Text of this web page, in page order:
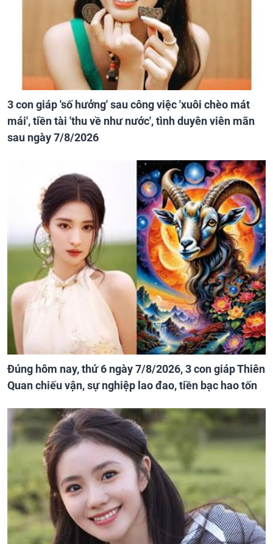
3 con giáp 'số hưởng' sau công việc 'xuôi chèo mát
mái', tiền tài 'thu về như nước', tình duyên viên mãn
sau ngày 7/8/2026
Đúng hôm nay, thứ 6 ngày 7/8/2026, 3 con giáp Thiên
Quan chiếu vận, sự nghiệp lao đao, tiền bạc hao tốn